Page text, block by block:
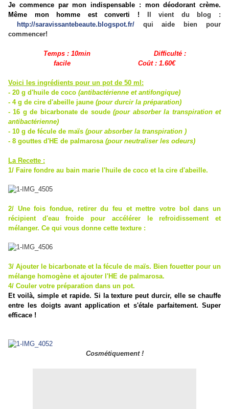
Je commence par mon indispensable : mon déodorant crème.
Même mon homme est converti ! Il vient du blog :
http://saravissantebeaute.blogspot.fr/qui aide bien pour
commencer!
Temps : 10min Difficulté :
facile Coût : 1.60€
Voici les ingrédients pour un pot de 50 ml:
- 20 g d'huile de coco (antibactérienne et antifongique)
- 4 g de cire d'abeille jaune (pour durcir la préparation)
- 16 g de bicarbonate de soude(pour absorber la transpirationet
antibactérienne)
- 10 g de fécule de maïs (pour absorber la transpiration )
- 8 gouttes d'HE de palmarosa (pour neutraliser les odeurs)
La Recette :
1/ Faire fondre au bain marie l'huile de coco et la cire d'abeille.
2/ Une fois fondue, retirer du feu et mettre votre bol dans un
récipient d'eau froide pour accélérer le refroidissement et
mélanger. Ce qui vous donne cette texture :
3/ Ajouter le bicarbonate et la fécule de maïs. Bien fouetter pour un
mélange homogène et ajouter l'HE de palmarosa.
4/ Couler votre préparation dans un pot.
Et voilà, simple et rapide. Si la texture peut durcir, elle se chauffe
entre les doigts avant application et s'étale parfaitement. Super
efficace !
Cosmétiquement !